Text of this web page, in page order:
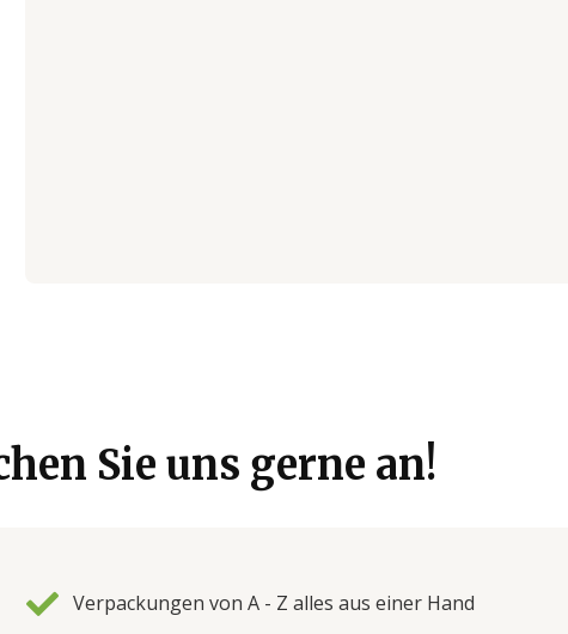
Sie uns gerne an!
Verpackungen von A - Z alles aus einer Hand